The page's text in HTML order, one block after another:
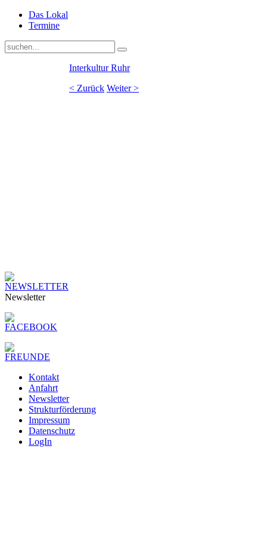
Das Lokal
Termine
Interkultur Ruhr
< Zurück Weiter >
Newsletter
Kontakt
Anfahrt
Newsletter
Strukturförderung
Impressum
Datenschutz
LogIn